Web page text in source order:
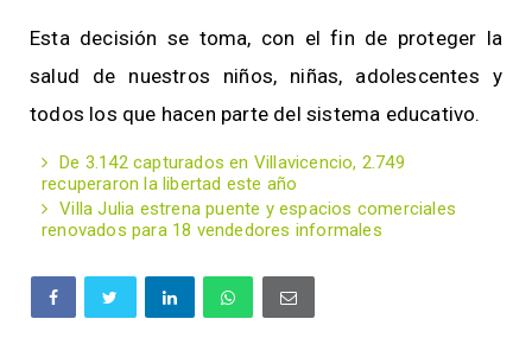
Esta decisión se toma, con el fin de proteger la
salud de nuestros niños, niñas, adolescentes y
todos los que hacen parte del sistema educativo.
De 3.142 capturados en Villavicencio, 2.749
recuperaron la libertad este año
Villa Julia estrena puente y espacios comerciales
renovados para 18 vendedores informales